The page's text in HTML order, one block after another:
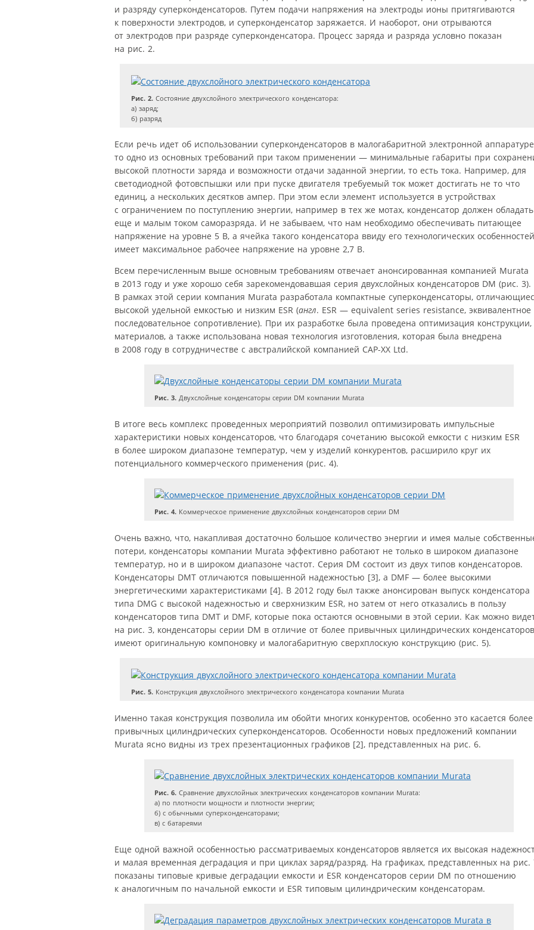
и разряду суперконденсаторов. Путем подачи напряжения на электроды ионы притягиваются
к поверхности электродов, и суперконденсатор заряжается. И наоборот, они отрываются
от электродов при разряде суперконденсатора. Процесс заряда и разряда условно показан
на рис. 2.
Рис. 2. Состояние двухслойного электрического конденсатора:
а) заряд;
б) разряд
Если речь идет об использовании суперконденсаторов в малогабаритной электронной
то одно из основных требований при таком применении — минимальные габариты при
высокой плотности заряда и возможности отдачи заданной энергии, то есть тока. Например, для
светодиодной фотовспышки или при пуске двигателя требуемый ток может достигать не то что
единиц, а нескольких десятков ампер. При этом если элемент используется в устройствах
с ограничением по поступлению энергии, например в тех же мотах, конденсатор должен обладать
еще и малым током саморазряда. И не забываем, что нам необходимо обеспечивать питающее
напряжение на уровне 5 В, а ячейка такого конденсатора ввиду его технологических особенностей
имеет максимальное рабочее напряжение на уровне 2,7 В.
Всем перечисленным выше основным требованиям отвечает анонсированная компанией Murata
в 2013 году и уже хорошо себя зарекомендовавшая серия двухслойных конденсаторов DM (рис. 3).
В рамках этой серии компания Murata разработала компактные суперконденсаторы,
высокой удельной емкостью и низким ESR (англ. ESR — equivalent series resistance, эквивалентное
последовательное сопротивление). При их разработке была проведена оптимизация конструкции,
материалов, а также использована новая технология изготовления, которая была внедрена
в 2008 году в сотрудничестве с австралийской компанией CAP-XX Ltd.
Рис. 3. Двухслойные конденсаторы серии DM компании Murata
В итоге весь комплекс проведенных мероприятий позволил оптимизировать импульсные
характеристики новых конденсаторов, что благодаря сочетанию высокой емкости с низким ESR
в более широком диапазоне температур, чем у изделий конкурентов, расширило круг их
потенциального коммерческого применения (рис. 4).
Рис. 4. Коммерческое применение двухслойных конденсаторов серии DM
Очень важно, что, накапливая достаточно большое количество энергии и имея малые
потери, конденсаторы компании Murata эффективно работают не только в широком диапазоне
температур, но и в широком диапазоне частот. Серия DM состоит из двух типов конденсаторов.
Конденсаторы DMT отличаются повышенной надежностью [3], а DMF — более высокими
энергетическими характеристиками [4]. В 2012 году был также анонсирован выпуск конденсатора
типа DMG с высокой надежностью и сверхнизким ESR, но затем от него отказались в пользу
конденсаторов типа DMT и DMF, которые пока остаются основными в этой серии. Как можно
на рис. 3, конденсаторы серии DM в отличие от более привычных цилиндрических конденсаторов
имеют оригинальную компоновку и малогабаритную сверхплоскую конструкцию (рис. 5).
Рис. 5. Конструкция двухслойного электрического конденсатора компании Murata
Именно такая конструкция позволила им обойти многих конкурентов, особенно это касается более
привычных цилиндрических суперконденсаторов. Особенности новых предложений компании
Murata ясно видны из трех презентационных графиков [2], представленных на рис. 6.
Рис. 6. Сравнение двухслойных электрических конденсаторов компании Murata:
а) по плотности мощности и плотности энергии;
б) с обычными суперконденсаторами;
в) с батареями
Еще одной важной особенностью рассматриваемых конденсаторов является их высокая
и малая временная деградация и при циклах заряд/разряд. На графиках, представленных на рис.
показаны типовые кривые деградации емкости и ESR конденсаторов серии DM по отношению
к аналогичным по начальной емкости и ESR типовым цилиндрическим конденсаторам.